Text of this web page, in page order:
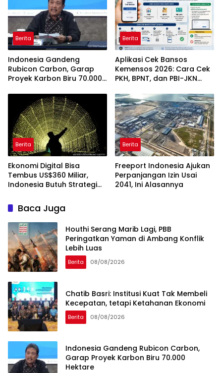
Berita
Indonesia Gandeng
Rubicon Carbon, Garap
Proyek Karbon Biru 70.000
Berita
Aplikasi Cek Bansos
Kemensos 2026: Cara Cek
PKH, BPNT, dan PBI-JKN
Berita
Ekonomi Digital Bisa
Tembus US$360 Miliar,
Indonesia Butuh Strategi
Berita
Freeport Indonesia Ajukan
Perpanjangan Izin Usai
2041, Ini Alasannya
Baca Juga
Houthi Serang Marib Lagi, PBB
Peringatkan Yaman di Ambang Konflik
Lebih Luas
Berita 08/08/2026
Chatib Basri: Institusi Kuat Tak Membeli
Kecepatan, tetapi Ketahanan Ekonomi
Berita 08/08/2026
Indonesia Gandeng Rubicon Carbon,
Garap Proyek Karbon Biru 70.000
Hektare